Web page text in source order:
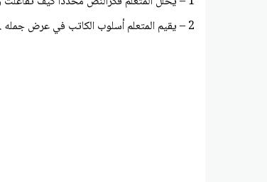
2 – يقيم المتعلم أسلوب الكاتب في عرض جمله .......